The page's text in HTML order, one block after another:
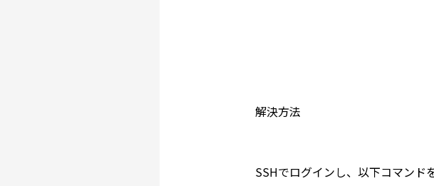
解決方法
SSHでログインし、以下コマンド